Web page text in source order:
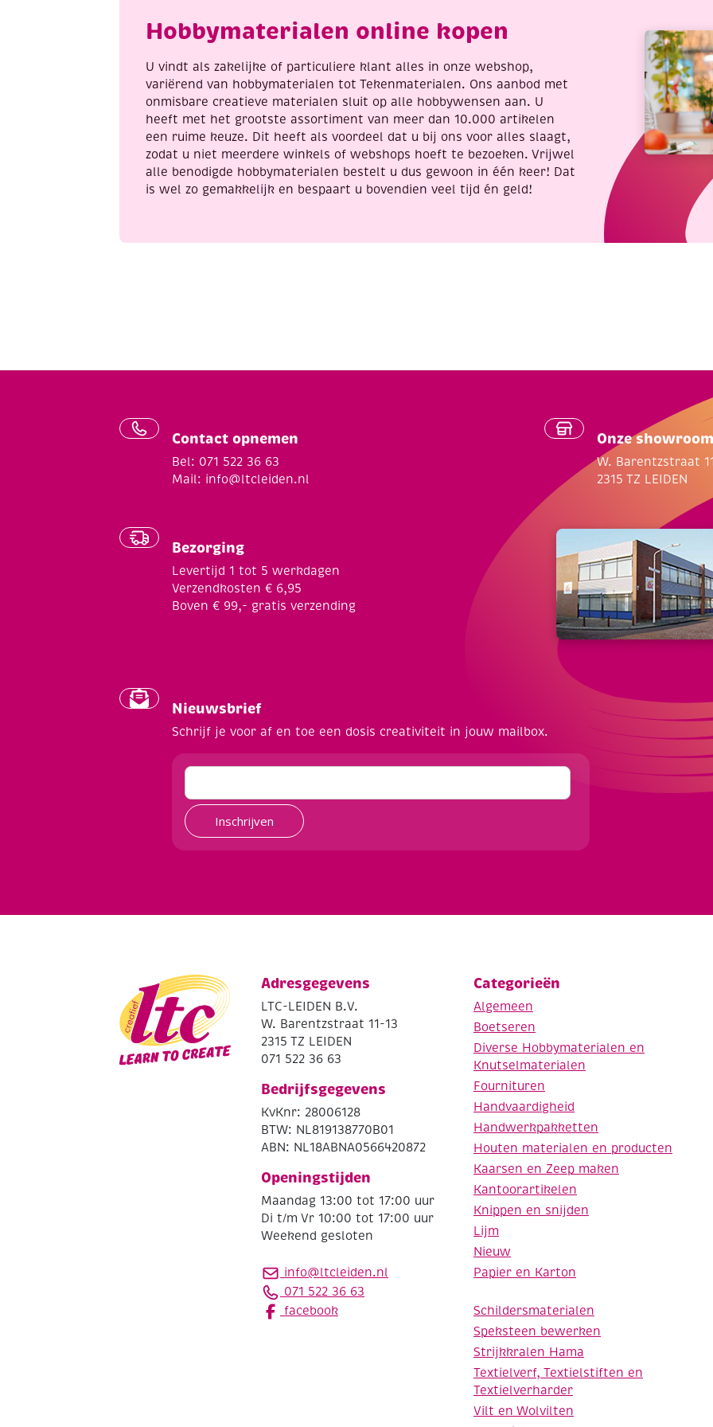
gram
Hobbymaterialen online kopen
U vindt als zakelijke of particuliere klant alles in onze webshop,
variërend van hobbymaterialen tot Tekenmaterialen. Ons aanbod met
onmisbare creatieve materialen sluit op alle hobbywensen aan. U
heeft met het grootste assortiment van meer dan 10.000 artikelen
een ruime keuze. Dit heeft als voordeel dat u bij ons voor alles slaagt,
zodat u niet meerdere winkels of webshops hoeft te bezoeken. Vrijwel
alle benodigde hobbymaterialen bestelt u dus gewoon in één keer! Dat
is wel zo gemakkelijk en bespaart u bovendien veel tijd én geld!
Contact opnemen
Bel: 071 522 36 63
Mail: info@ltcleiden.nl
Bezorging
Levertijd 1 tot 5 werkdagen
Verzendkosten € 6,95
Boven € 99,- gratis verzending
Onze showroom
W. Barentzstraat
2315 TZ LEIDEN
Nieuwsbrief
Schrijf je voor af en toe een dosis creativiteit in jouw mailbox.
Inschrijven
Adresgegevens
LTC-LEIDEN B.V.
W. Barentzstraat 11-13
2315 TZ LEIDEN
071 522 36 63
Bedrijfsgegevens
KvKnr: 28006128
BTW: NL819138770B01
ABN: NL18ABNA0566420872
Openingstijden
Maandag 13:00 tot 17:00 uur
Di t/m Vr 10:00 tot 17:00 uur
Weekend gesloten
info@ltcleiden.nl
071 522 36 63
facebook
Categorieën
Algemeen
Boetseren
Diverse Hobbymaterialen en
Knutselmaterialen
Fournituren
Handvaardigheid
Handwerkpakketten
Houten materialen en producten
Kaarsen en Zeep maken
Kantoorartikelen
Knippen en snijden
Lijm
Nieuw
Papier en Karton
Schildersmaterialen
Speksteen bewerken
Strijkkralen Hama
Textielverf, Textielstiften en
Textielverharder
Vilt en Wolvilten